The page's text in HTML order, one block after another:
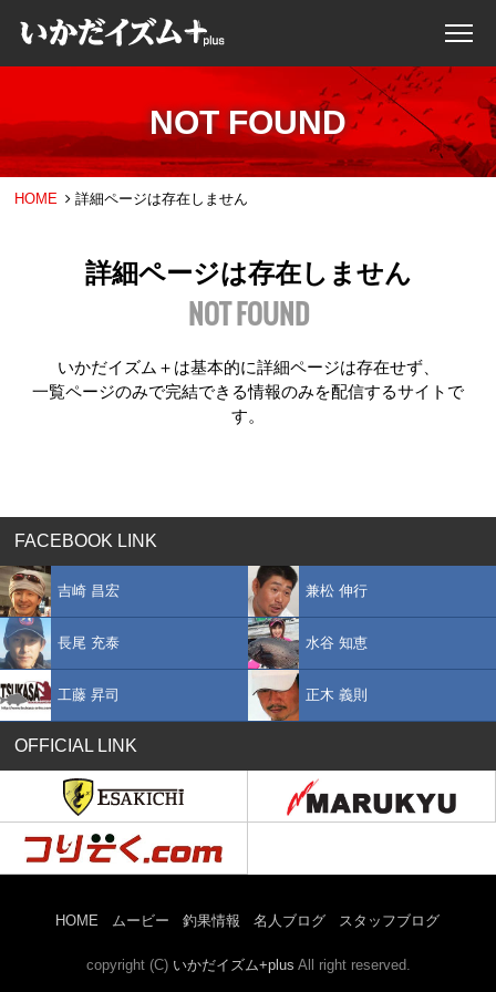
NOT FOUND
HOME 詳細ページは存在しません
詳細ページは存在しません
NOT FOUND
いかだイズム＋は基本的に詳細ページは存在せず、
一覧ページのみで完結できる情報のみを配信するサイトで
す。
FACEBOOK LINK
吉崎 昌宏 兼松 伸行
長尾 充泰 水谷 知恵
工藤 昇司 正木 義則
OFFICIAL LINK
HOME ムービー 釣果情報 名人ブログ スタッフブログ
copyright (C) いかだイズム+plus All right reserved.